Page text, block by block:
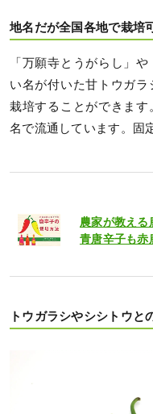
地名だが全国各地で栽培
「万願寺とうがらし」
い名が付いた甘トウガ
栽培することができま
名で流通しています。固
農家が教え
青唐辛子も赤
トウガラシやシシトウと